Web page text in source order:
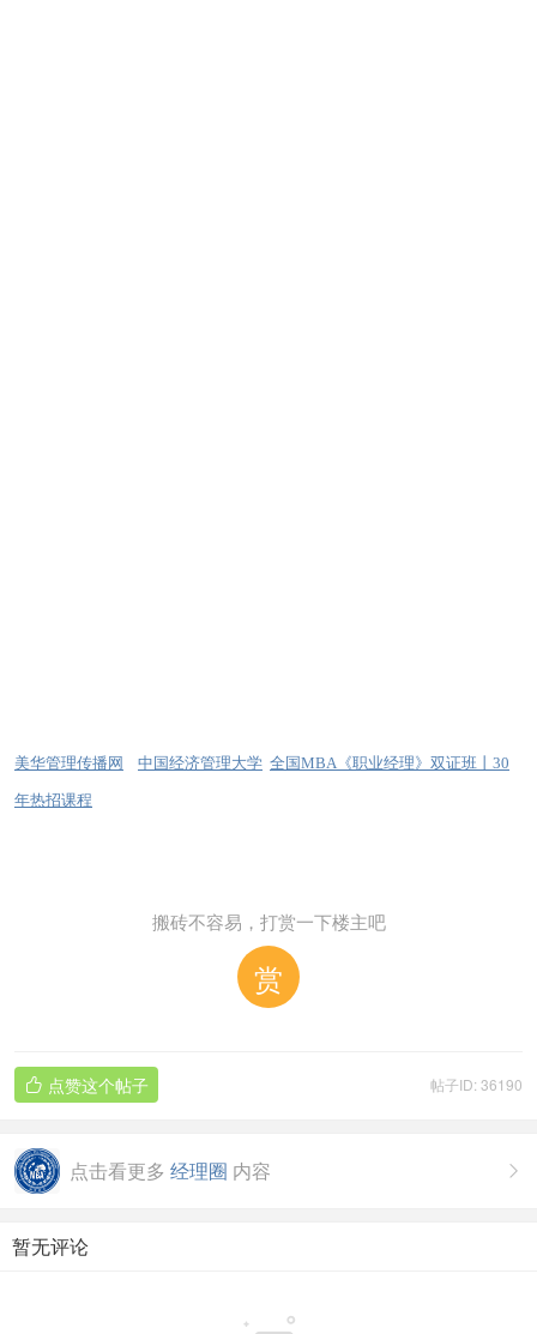
美华管理传播网 中国经济管理大学 全国MBA《职业经理》双证班丨30
年热招课程
搬砖不容易，打赏一下楼主吧
赏
帖子ID: 36190
 点赞这个帖子

点击看更多 经理圈 内容
暂无评论